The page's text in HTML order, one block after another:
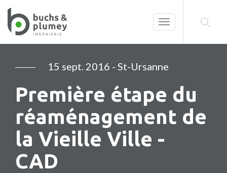
Toggle
navigation
15 sept. 2016 - St-Ursanne
Première étape du
réaménagement de
la Vieille Ville -
CAD